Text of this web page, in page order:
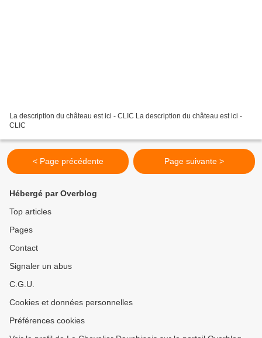
La description du château est ici - CLIC La description du château est ici -
CLIC
< Page précédente Page suivante >
Hébergé par Overblog
Top articles
Pages
Contact
Signaler un abus
C.G.U.
Cookies et données personnelles
Préférences cookies